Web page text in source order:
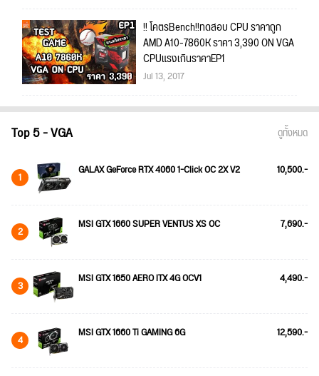
!! โคตรBench!!ทดสอบ CPU ราคาถูก
AMD A10-7860K ราคา 3,390 ON VGA
CPUแรงเกินราคาEP1
Jul 13, 2017
Top 5 - VGA ดูทั้งหมด
1 GALAX GeForce RTX 4060 1-Click OC 2X V2 10,500.-
2 MSI GTX 1660 SUPER VENTUS XS OC 7,690.-
3 MSI GTX 1650 AERO ITX 4G OCV1 4,490.-
4 MSI GTX 1660 Ti GAMING 6G 12,590.-